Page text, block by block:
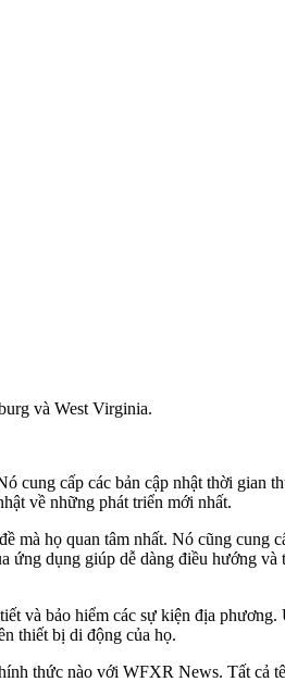
và West Virginia.
cấp các bản cập nhật thời gian
về những phát triển mới nhất.
mà họ quan tâm nhất. Nó cũng cung
ứng dụng giúp dễ dàng điều hướng
và bảo hiểm các sự kiện địa
thiết bị di động của họ.
thức nào với WFXR News. Tất cả